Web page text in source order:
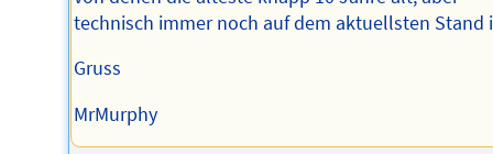
technisch immer noch auf dem aktuellsten Stand
Gruss
MrMurphy